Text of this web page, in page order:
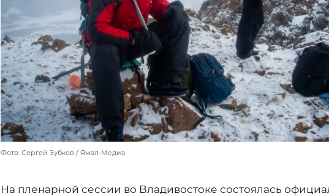
Фото: Сергей Зубков / Ямал-Медиа
На пленарной сессии во Владивостоке состоялась